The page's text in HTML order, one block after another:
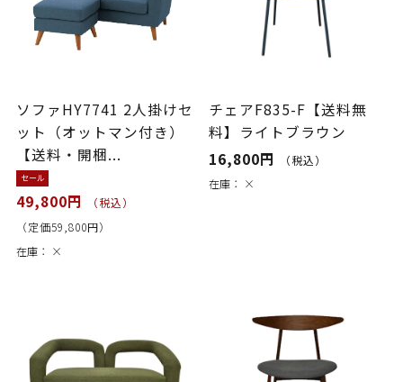
ソファHY7741 2人掛けセ
ット（オットマン付き）
【送料・開梱...
セール
49,800円
（税込）
（定価59,800円）
在庫： ×
チェアF835-F【送料無
料】ライトブラウン
16,800円
（税込）
在庫： ×